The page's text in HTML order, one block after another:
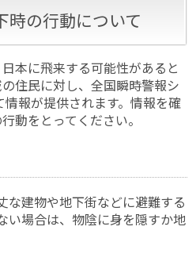
時の行動について
本に飛来する可能性があると
住民に対し、全国瞬時警報シ
報が提供されます。情報を確
動をとってください。
な建物や地下街などに避難する
い場合は、物陰に身を隠すか地